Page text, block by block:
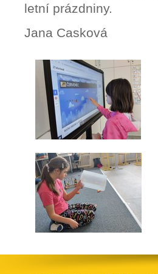
letní prázdniny.
Jana Casková